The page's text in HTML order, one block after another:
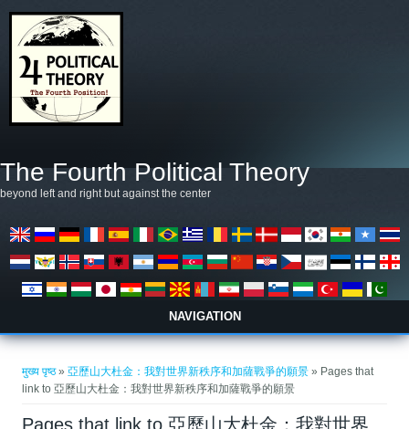
The Fourth Political Theory
beyond left and right but against the center
NAVIGATION
मुख्य पृष्ठ»亞歷山大杜金：我對世界新秩序和加薩戰爭的願景 » Pages that
link to 亞歷山大杜金：我對世界新秩序和加薩戰爭的願景
Pages that link to 亞歷山大杜金：我對世界